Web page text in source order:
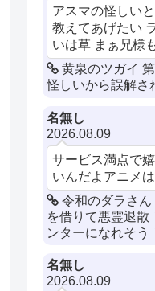
アスマの怪しい
教えてあげたい
いは草 まぁ兄様
黄泉のツガイ
怪しいから誤解さ
名無し
2026.08.09
サービス満点で
いんだよアニメは
令和のダラさ
を借りて悪霊退散
ンターになれそう
名無し
2026.08.09